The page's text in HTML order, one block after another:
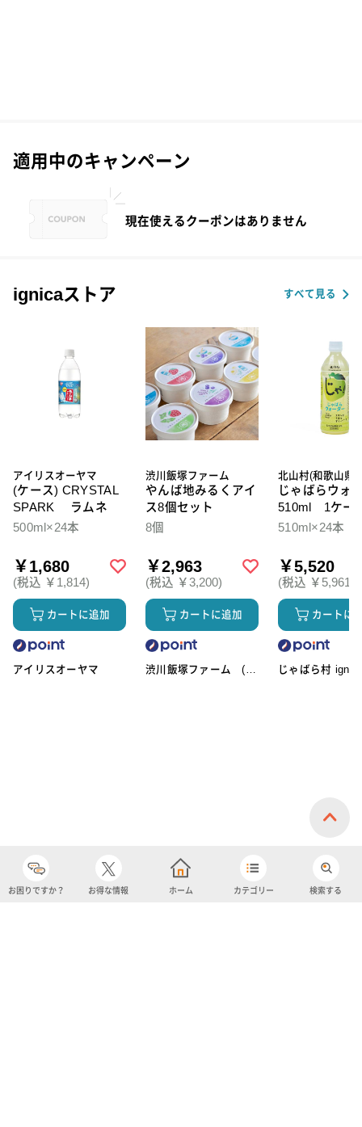
適用中のキャンペーン
現在使えるクーポンはありません
ignicaストア すべて見る
アイリスオーヤマ
(ケース) CRYSTAL
SPARK ラムネ
500ml×24本
￥1,680
(税込 ￥1,814)
カートに追加
アイリスオーヤマ
渋川飯塚ファーム
やんば地みるくアイ
ス8個セット
8個
￥2,963
(税込 ￥3,200)
カートに追加
渋川飯塚ファーム (ア
北山村(和歌山県)
じゃばらウォ
510ml 1ケー
本入
510ml×24本
￥5,520
(税込 ￥5,961)
カートに
じゃばら村
お困りですか？ お得な情報 ホーム カテゴリー 検索する